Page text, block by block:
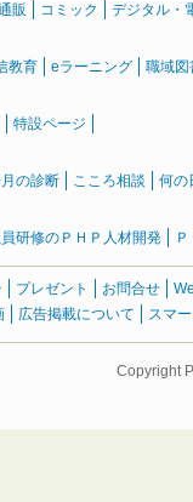
販 コミック デジタル・
教育 eラーニング 職域図
特設ページ
の診断 こころ相談 何の
研修のＰＨＰ人材開発
プレゼント お問合せ
広告掲載について スマ
Copyright